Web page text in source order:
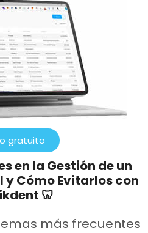
gratuito
en la Gestión de un
Cómo Evitarlos con
🦷
más frecuentes